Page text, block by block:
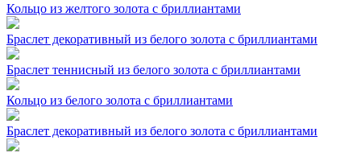
Кольцо из желтого золота с бриллиантами
Браслет декоративный из белого золота с бриллиантами
Браслет теннисный из белого золота с бриллиантами
Кольцо из белого золота с бриллиантами
Браслет декоративный из белого золота с бриллиантами